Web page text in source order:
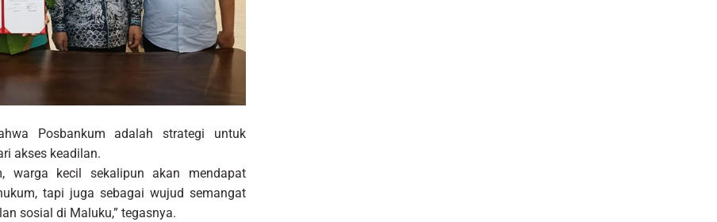
Posbankum adalah strategi untuk
akses keadilan.
warga kecil sekalipun akan mendapat
tapi juga sebagai wujud semangat
sosial di Maluku,” tegasnya.